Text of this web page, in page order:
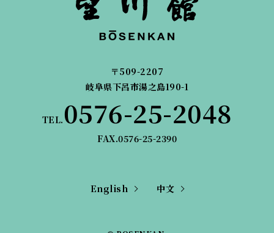
〒509-2207
岐阜県下呂市湯之島190-1
TEL.0576-25-2048
FAX.0576-25-2390
English 中文